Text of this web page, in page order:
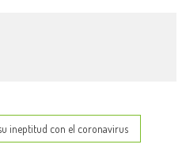
ineptitud con el coronavirus